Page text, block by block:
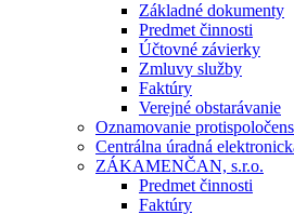
Základné dokumenty
Predmet činnosti
Účtovné závierky
Zmluvy služby
Faktúry
Verejné obstarávanie
Oznamovanie
Centrálna úradná
ZÁKAMENČAN, s.r.o.
Predmet činnosti
Faktúry